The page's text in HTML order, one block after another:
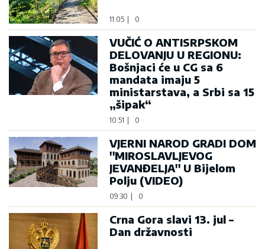
11:05 0
VUČIĆ O ANTISRPSKOM
DELOVANJU U REGIONU:
Bošnjaci će u CG sa 6
mandata imaju 5
ministarstava, a Srbi sa 15
„šipak“
10:51 0
VJERNI NAROD GRADI DOM
''MIROSLAVLJEVOG
JEVANĐELJA'' U Bijelom
Polju (VIDEO)
09:30 0
Crna Gora slavi 13. jul –
Dan državnosti